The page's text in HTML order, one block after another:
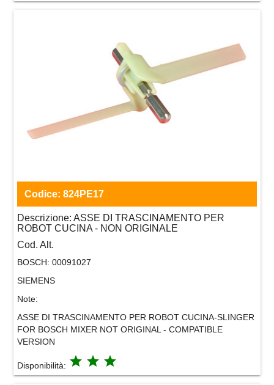
Codice: 824PE17
Descrizione: ASSE DI TRASCINAMENTO PER
ROBOT CUCINA - NON ORIGINALE
Cod. Alt.
BOSCH: 00091027
SIEMENS
Note:
ASSE DI TRASCINAMENTO PER ROBOT CUCINA-SLINGER
FOR BOSCH MIXER NOT ORIGINAL - COMPATIBLE
VERSION
Disponibilità: grade grade grade